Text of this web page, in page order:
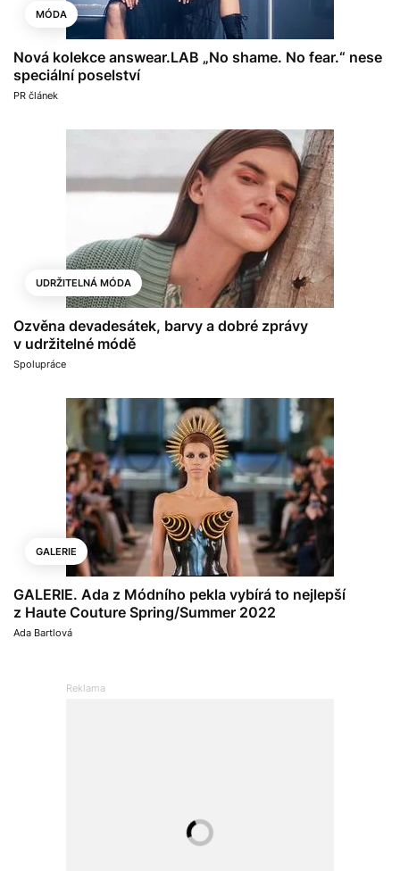
MÓDA
Nová kolekce answear.LAB „No shame. No fear.“ nese
speciální poselství
PR článek
UDRŽITELNÁ MÓDA
Ozvěna devadesátek, barvy a dobré zprávy
v udržitelné módě
Spolupráce
GALERIE
GALERIE. Ada z Módního pekla vybírá to nejlepší
z Haute Couture Spring/Summer 2022
Ada Bartlová